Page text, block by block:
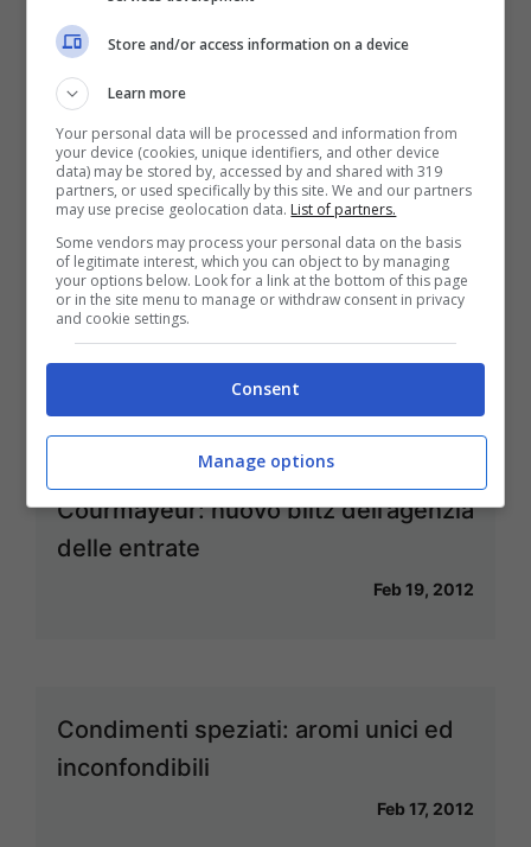
Azzurro come il pesce: la rassegna
gastronomica di prodotti ittici a
Cesenatico
Mar 26, 2012
Golosario 2012 diventa una App
Feb 28, 2012
Courmayeur: nuovo blitz dell’agenzia
delle entrate
Feb 19, 2012
Condimenti speziati: aromi unici ed
inconfondibili
Feb 17, 2012
Store and/or access information on a device
Learn more
Your personal data will be processed and information from
your device (cookies, unique identifiers, and other device
data) may be stored by, accessed by and shared with 319
partners, or used specifically by this site. We and our partners
may use precise geolocation data. List of partners.
Some vendors may process your personal data on the basis
of legitimate interest, which you can object to by managing
your options below. Look for a link at the bottom of this page
or in the site menu to manage or withdraw consent in privacy
and cookie settings.
Consent
Manage options